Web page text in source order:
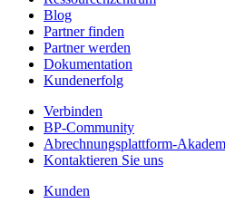
Blog
Partner finden
Partner werden
Dokumentation
Kundenerfolg
Verbinden
BP-Community
Abrechnungsplattform-
Kontaktieren Sie uns
Kunden